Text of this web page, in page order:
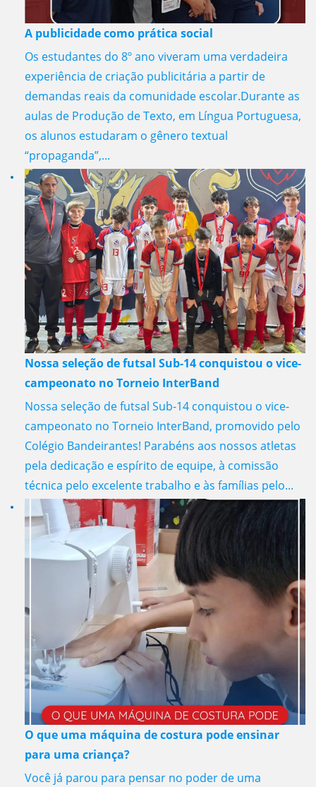
A publicidade como prática social
Os estudantes do 8º ano viveram uma verdadeira
experiência de criação publicitária a partir de
demandas reais da comunidade escolar.Durante as
aulas de Produção de Texto, em Língua Portuguesa,
os alunos estudaram o gênero textual
“propaganda”,...
Nossa seleção de futsal Sub-14 conquistou o vice-
campeonato no Torneio InterBand
Nossa seleção de futsal Sub-14 conquistou o vice-
campeonato no Torneio InterBand, promovido pelo
Colégio Bandeirantes! Parabéns aos nossos atletas
pela dedicação e espírito de equipe, à comissão
técnica pelo excelente trabalho e às famílias pelo...
O que uma máquina de costura pode ensinar
para uma criança?
Você já parou para pensar no poder de uma